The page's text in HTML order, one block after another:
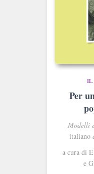
IL
Per
Modelli
italiano
a cura di
e